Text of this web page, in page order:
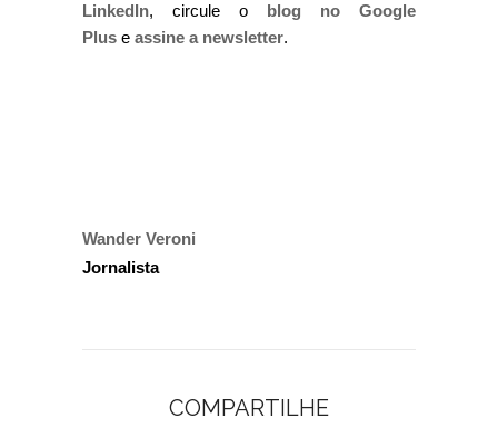
LinkedIn, circule o blog no Google
Plus e assine a newsletter.
Wander Veroni
Jornalista
COMPARTILHE